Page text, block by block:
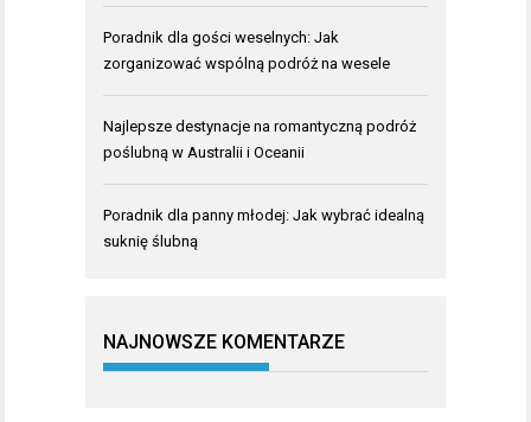
Poradnik dla gości weselnych: Jak
zorganizować wspólną podróż na wesele
Najlepsze destynacje na romantyczną podróż
poślubną w Australii i Oceanii
Poradnik dla panny młodej: Jak wybrać idealną
suknię ślubną
NAJNOWSZE KOMENTARZE